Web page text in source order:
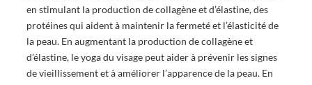
en stimulant la production de collagène et d’élastine, des
protéines qui aident à maintenir la fermeté et l’élasticité de
la peau. En augmentant la production de collagène et
d’élastine, le yoga du visage peut aider à prévenir les signes
de vieillissement et à améliorer l’apparence de la peau. En